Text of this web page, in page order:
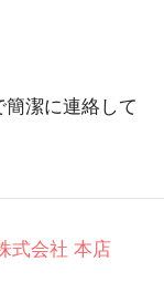
潔に連絡して
式会社 本店